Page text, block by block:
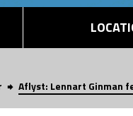
Aflyst: Lennart Ginman